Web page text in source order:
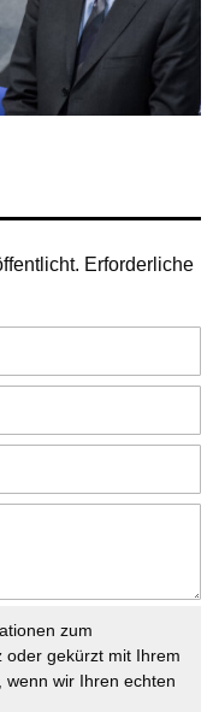
Erforderliche
zum
oder gekürzt mit Ihrem
wenn wir Ihren echten